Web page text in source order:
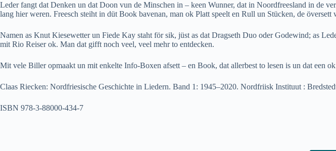
Leder fangt dat Denken un dat Doon vun de Minschen in – keen Wunner, dat in Noordfreesland in de
lang hier weren. Freesch steiht in düt Book bavenan, man ok Platt speelt en Rull un Stücken, de översett
Namen as Knut Kiesewetter un Fiede Kay staht för sik, jüst as dat Dragseth Duo oder Godewind; as
mit Rio Reiser ok. Man dat gifft noch veel, veel mehr to entdecken.
Mit vele Biller opmaakt un mit enkelte Info-Boxen afsett – en Book, dat allerbest to lesen is un dat een
Claas Riecken: Nordfriesische Geschichte in Liedern. Band 1: 1945–2020. Nordfriisk Instituut :
ISBN 978-3-88000-434-7